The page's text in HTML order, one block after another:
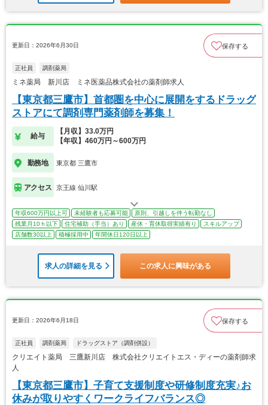
更新日：2026年6月30日 保存する
正社員 調剤薬局
ミネ薬局 新川店 ミネ医薬品株式会社の薬剤師求人
【東京都三鷹市】首都圏を中心に展開をするドラッグ
ストアにて調剤専門薬剤師を募集！
給与
【月収】33.0万円
【年収】460万円～600万円
勤務地 東京都 三鷹市
アクセス 京王線 仙川駅
年収600万円以上可 未経験者も応募可能
原則、引越しを伴う転勤なし
残業月10ｈ以下
住宅補助（手当）あり 産休・育休取得実績有り
スキルアップ
店舗数30以上
積極採用中 年間休日120日以上
求人の詳細を見る この求人に興味がある
更新日：2026年6月18日 保存する
正社員 調剤薬局 ドラッグストア（調剤併設）
クリエイト薬局 三鷹新川店 株式会社クリエイトエス・ディーの薬剤師求
人
【東京都三鷹市】子育て支援制度や研修制度充実♪お
休みが取りやすくワークライフバランス◎